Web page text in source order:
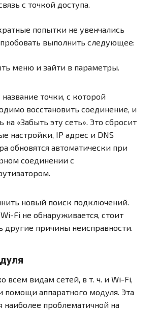
с точкой доступа.
попытки не увенчались
выполнить следующее:
меню и зайти в параметры.
точки, с которой
восстановить соединение, и
на «Забыть эту сеть». Это сбросит
настройки, IP адрес и DNS
обновятся автоматически при
соединении с
новый поиск подключений.
Fi не обнаруживается, стоит
другие причины неисправности.
всем видам сетей, в т. ч. и Wi-Fi,
помощи аппаратного модуля. Эта
наиболее проблематичной на